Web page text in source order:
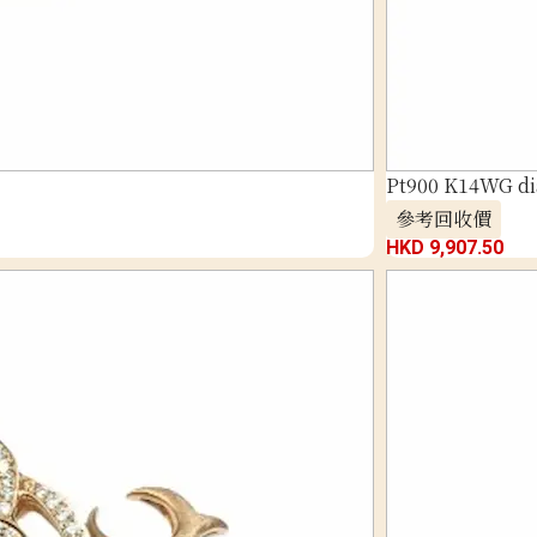
Pt900 K14WG
參考回收價
HKD 9,907.50